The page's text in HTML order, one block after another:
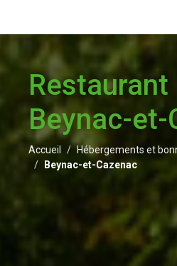
Restaurant
Beynac-et-
Accueil
Hébergements et
Beynac-et-Cazenac